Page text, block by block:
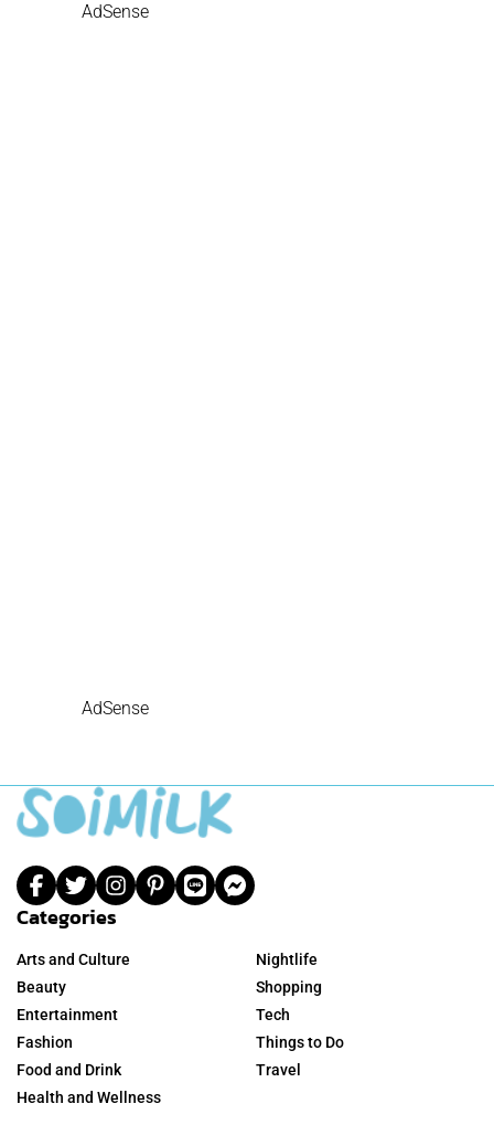
AdSense
AdSense
Categories
Arts and Culture
Beauty
Entertainment
Fashion
Food and Drink
Health and Wellness
Nightlife
Shopping
Tech
Things to Do
Travel